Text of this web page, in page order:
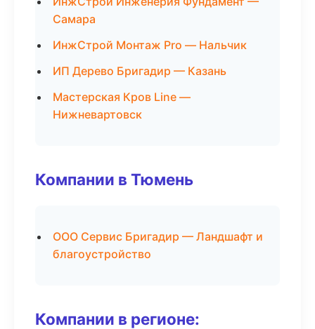
Самара
ИнжСтрой Монтаж Pro — Нальчик
ИП Дерево Бригадир — Казань
Мастерская Кров Line —
Нижневартовск
Компании в Тюмень
ООО Сервис Бригадир — Ландшафт и
благоустройство
Компании в регионе: